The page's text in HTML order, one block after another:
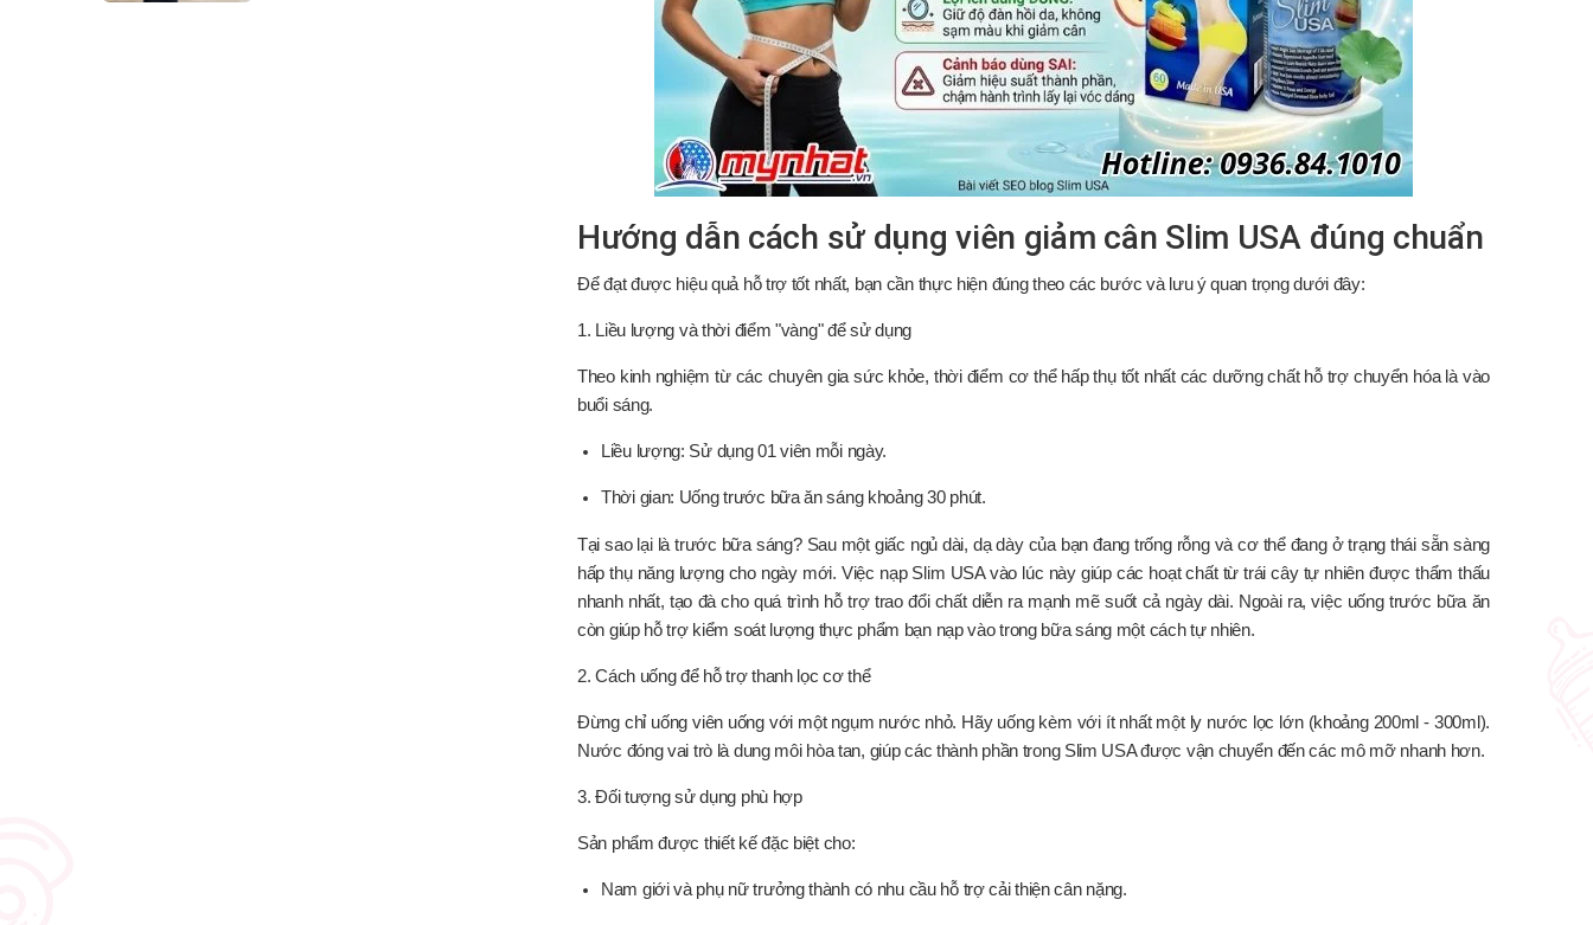
Hướng dẫn cách sử dụng viên giảm cân Slim USA đúng chuẩn
Để đạt được hiệu quả hỗ trợ tốt nhất, bạn cần thực hiện đúng theo các bước và lưu ý quan trọng dưới đây:
1. Liều lượng và thời điểm "vàng" để sử dụng
Theo kinh nghiệm từ các chuyên gia sức khỏe, thời điểm cơ thể hấp thụ tốt nhất các dưỡng chất hỗ trợ chuyển hóa là vào
buổi sáng.
Liều lượng: Sử dụng 01 viên mỗi ngày.
Thời gian: Uống trước bữa ăn sáng khoảng 30 phút.
Tại sao lại là trước bữa sáng? Sau một giấc ngủ dài, dạ dày của bạn đang trống rỗng và cơ thể đang ở trạng thái sẵn sàng
hấp thụ năng lượng cho ngày mới. Việc nạp Slim USA vào lúc này giúp các hoạt chất từ trái cây tự nhiên được thẩm thấu
nhanh nhất, tạo đà cho quá trình hỗ trợ trao đổi chất diễn ra mạnh mẽ suốt cả ngày dài. Ngoài ra, việc uống trước bữa ăn
còn giúp hỗ trợ kiểm soát lượng thực phẩm bạn nạp vào trong bữa sáng một cách tự nhiên.
2. Cách uống để hỗ trợ thanh lọc cơ thể
Đừng chỉ uống viên uống với một ngụm nước nhỏ. Hãy uống kèm với ít nhất một ly nước lọc lớn (khoảng 200ml - 300ml).
Nước đóng vai trò là dung môi hòa tan, giúp các thành phần trong Slim USA được vận chuyển đến các mô mỡ nhanh hơn.
3. Đối tượng sử dụng phù hợp
Sản phẩm được thiết kế đặc biệt cho:
Nam giới và phụ nữ trưởng thành có nhu cầu hỗ trợ cải thiện cân nặng.